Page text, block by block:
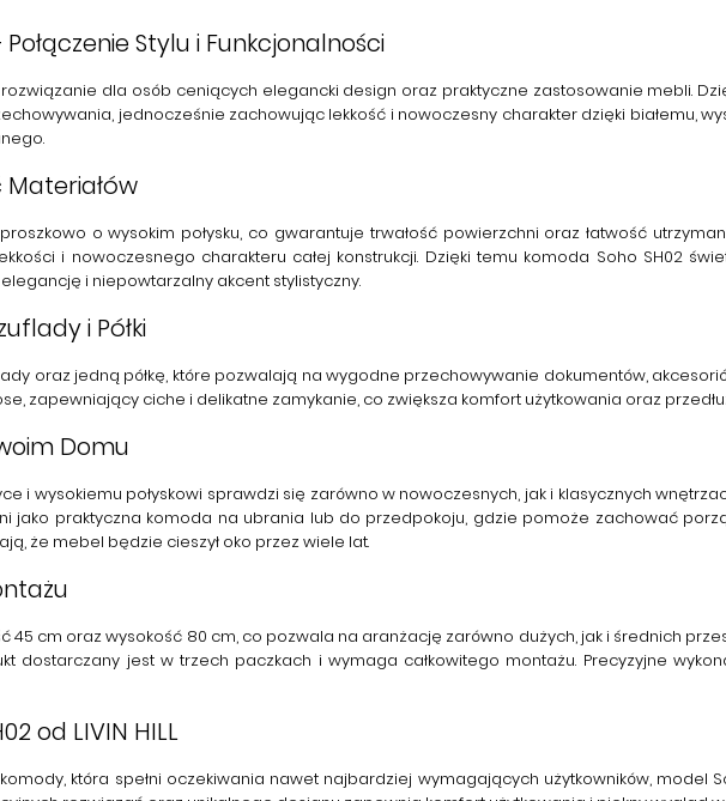
Stylu i Funkcjonalności
dla osób ceniących elegancki design oraz praktyczne zastosowanie mebli.
jednocześnie zachowując lekkość i nowoczesny charakter dzięki białemu,
Materiałów
o wysokim połysku, co gwarantuje trwałość powierzchni oraz łatwość
i nowoczesnego charakteru całej konstrukcji. Dzięki temu komoda Soho SH02
i niepowtarzalny akcent stylistyczny.
i Półki
oraz jedną półkę, które pozwalają na wygodne przechowywanie dokumentów,
, zapewniający ciche i delikatne zamykanie, co zwiększa komfort użytkowania oraz
Domu
i wysokiemu połyskowi sprawdzi się zarówno w nowoczesnych, jak i klasycznych
jako praktyczna komoda na ubrania lub do przedpokoju, gdzie pomoże zachować
że mebel będzie cieszył oko przez wiele lat.
45 cm oraz wysokość 80 cm, co pozwala na aranżację zarówno dużych, jak i średnich
dostarczany jest w trzech paczkach i wymaga całkowitego montażu. Precyzyjne
od LIVIN HILL
, która spełni oczekiwania nawet najbardziej wymagających użytkowników, model